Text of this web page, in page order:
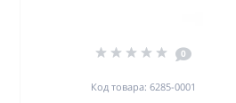
0
Код товара: 6285-0001